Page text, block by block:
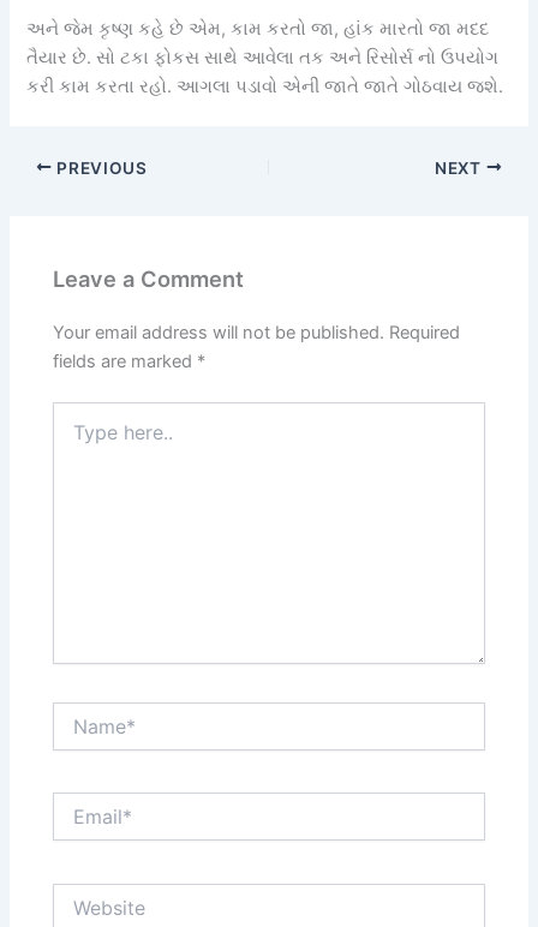
અને જેમ કૃષ્ણ કહે છે એમ, કામ કરતો જા, હાંક મારતો જા મદદ
તૈયાર છે. સો ટકા ફોકસ સાથે આવેલા તક અને રિસોર્સ નો ઉપયોગ
કરી કામ કરતા રહો. આગલા પડાવો એની જાતે જાતે ગોઠવાય જશે.
PREVIOUS NEXT
Leave a Comment
Your email address will not be published. Required
fields are marked *
here..